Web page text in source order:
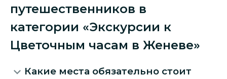
путешественников в
категории «Экскурсии к
Цветочным часам в Женеве»
Какие места обязательно стоит